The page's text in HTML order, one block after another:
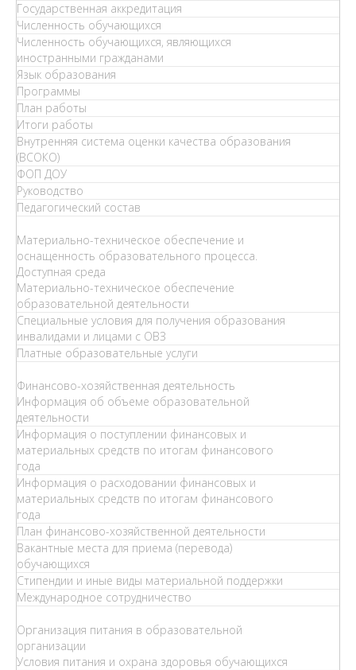
Государственная аккредитация
Численность обучающихся
Численность обучающихся, являющихся
иностранными гражданами
Язык образования
Программы
План работы
Итоги работы
Внутренняя система оценки качества образования
(ВСОКО)
ФОП ДОУ
Руководство
Педагогический состав
Материально-техническое обеспечение и
оснащенность образовательного процесса.
Доступная среда
Материально-техническое обеспечение
образовательной деятельности
Специальные условия для получения образования
инвалидами и лицами с ОВЗ
Платные образовательные услуги
Финансово-хозяйственная деятельность
Информация об объеме образовательной
деятельности
Информация о поступлении финансовых и
материальных средств по итогам финансового
года
Информация о расходовании финансовых и
материальных средств по итогам финансового
года
План финансово-хозяйственной деятельности
Вакантные места для приема (перевода)
обучающихся
Стипендии и иные виды материальной поддержки
Международное сотрудничество
Организация питания в образовательной
организации
Условия питания и охрана здоровья обучающихся